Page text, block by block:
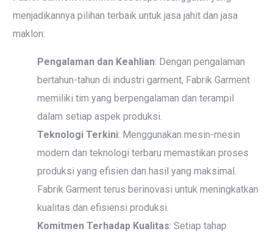
menjadikannya pilihan terbaik untuk jasa jahit dan jasa
maklon:
Pengalaman dan Keahlian: Dengan pengalaman
bertahun-tahun di industri garment, Fabrik Garment
memiliki tim yang berpengalaman dan terampil
dalam setiap aspek produksi.
Teknologi Terkini: Menggunakan mesin-mesin
modern dan teknologi terbaru memastikan proses
produksi yang efisien dan hasil yang maksimal.
Fabrik Garment terus berinovasi untuk meningkatkan
kualitas dan efisiensi produksi.
Komitmen Terhadap Kualitas: Setiap tahap